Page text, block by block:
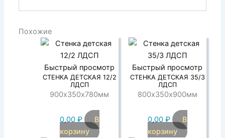
Похожие
Быстрый просмотр
СТЕНКА ДЕТСКАЯ 12/2
ЛДСП
900х350х780мм
0,00 ₽
В
корзину
Быстрый просмотр
СТЕНКА ДЕТСКАЯ 35/3
ЛДСП
800х350х900мм
0,00 ₽
В
корзину